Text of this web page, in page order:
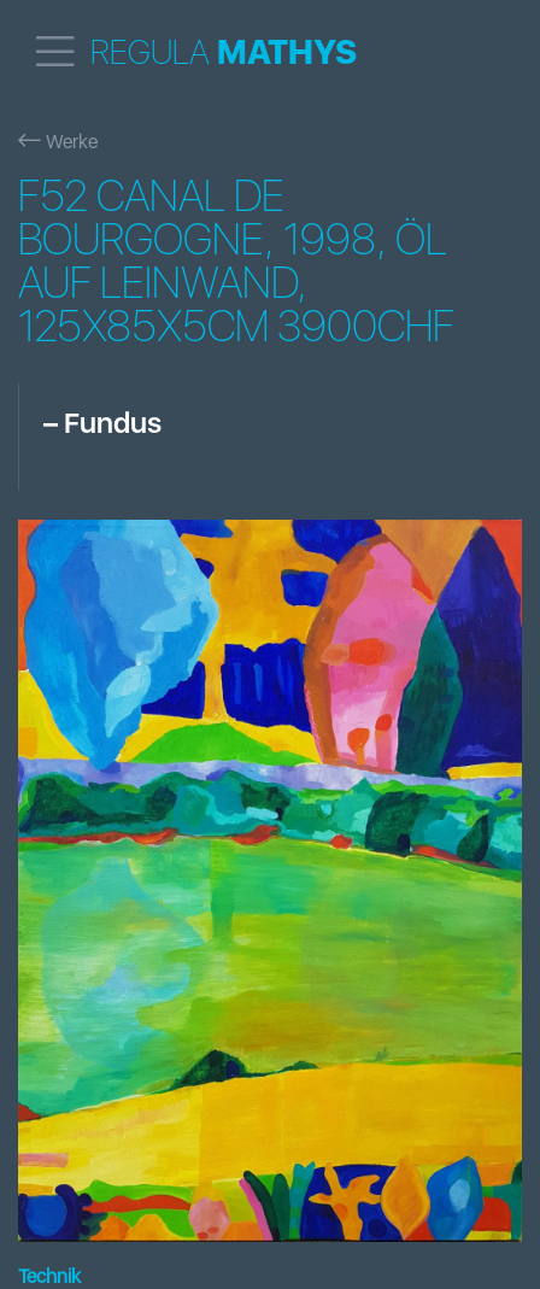
REGULA MATHYS
Werke
F52 CANAL DE
BOURGOGNE, 1998, ÖL
AUF LEINWAND,
125X85X5CM 3900CHF
– Fundus
Technik